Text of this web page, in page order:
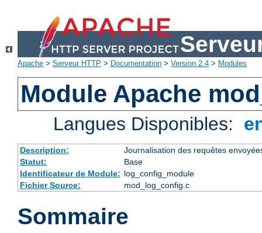
Apache > Serveur HTTP > Documentation > Version 2.4 > Modules
Module Apache
Langues Disponibles:
Description:
Journalisation des requêtes
Statut:
Base
Identificateur de Module: log_config_module
Fichier Source:
mod_log_config.c
Sommaire